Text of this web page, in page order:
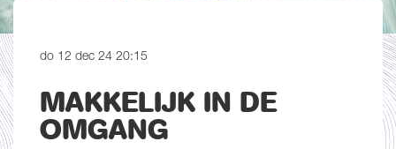
MAKKELIJK IN DE
OMGANG
do 12 dec 24 20:15